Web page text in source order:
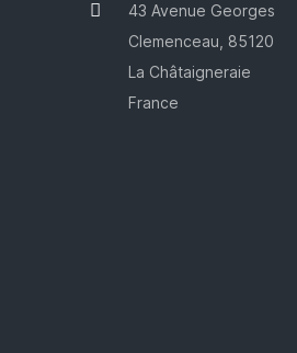
43 Avenue Georges
Clemenceau, 85120
La Châtaigneraie
France